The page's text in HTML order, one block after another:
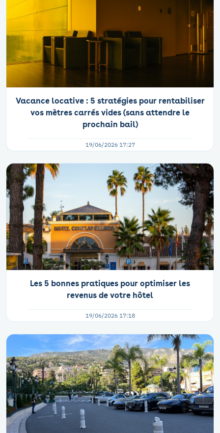
Vacance locative : 5 stratégies pour rentabiliser
vos mètres carrés vides (sans attendre le
prochain bail)
19/06/2026 17:27
Les 5 bonnes pratiques pour optimiser les
revenus de votre hôtel
19/06/2026 17:18